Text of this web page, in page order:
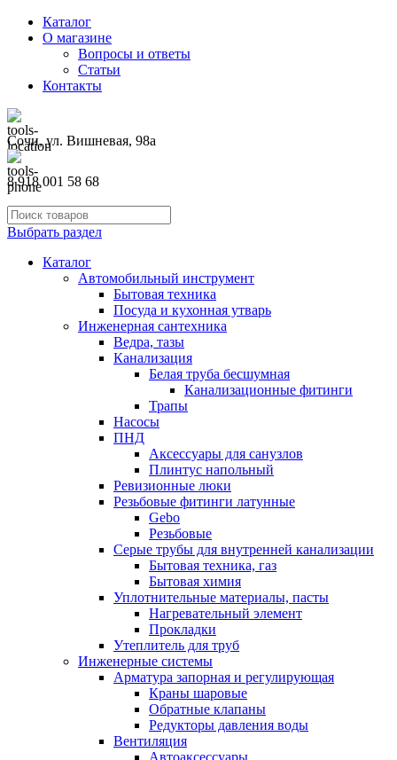
Каталог
О магазине
Вопросы и ответы
Статьи
Контакты
Сочи, ул. Вишневая, 98а
8 918 001 58 68
Выбрать раздел
Каталог
Автомобильный инструмент
Бытовая техника
Посуда и кухонная утварь
Инженерная сантехника
Ведра, тазы
Канализация
Белая труба бесшумная
Канализационные фитинги
Трапы
Насосы
ПНД
Аксессуары для санузлов
Плинтус напольный
Ревизионные люки
Резьбовые фитинги латунные
Gebo
Резьбовые
Серые трубы для внутренней канализации
Бытовая техника, газ
Бытовая химия
Уплотнительные материалы, пасты
Нагревательный элемент
Прокладки
Утеплитель для труб
Инженерные системы
Арматура запорная и регулирующая
Краны шаровые
Обратные клапаны
Редукторы давления воды
Вентиляция
Автоаксессуары